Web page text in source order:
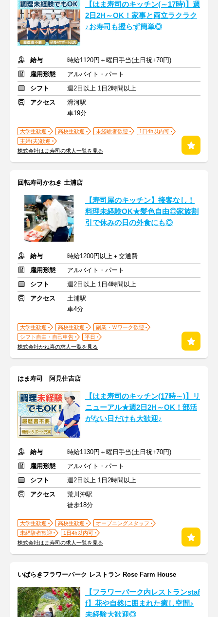
【はま寿司のキッチン(～17時)】週
2日2H～OK！家事と両立ラクラク
♪お寿司も握らず簡単◎
給与
時給1120円＋曜日手当(土日祝+70円)
雇用形態
アルバイト・パート
シフト
週2日以上 1日2時間以上
アクセス
滑河駅
車19分
大学生歓迎 高校生歓迎 未経験者歓迎
1日4h以内可
主婦(夫)歓迎
株式会社はま寿司の求人一覧を見る
回転寿司かねき 土浦店
【寿司屋のキッチン】接客なし！
料理未経験OK★髪色自由◎家族割
引で休みの日の外食にも◎
給与
時給1200円以上＋交通費
雇用形態
アルバイト・パート
シフト
週2日以上 1日4時間以上
アクセス
土浦駅
車4分
大学生歓迎 高校生歓迎
副業・Ｗワーク歓迎
シフト自由・自己申告
平日
株式会社かね喜の求人一覧を見る
はま寿司 阿見住吉店
【はま寿司のキッチン(17時～)】リ
ニューアル★週2日2H～OK！部活
がない日だけも大歓迎♪
給与
時給1130円＋曜日手当(土日祝+70円)
雇用形態
アルバイト・パート
シフト
週2日以上 1日2時間以上
アクセス
荒川沖駅
徒歩18分
大学生歓迎 高校生歓迎
オープニングスタッフ
未経験者歓迎
1日4h以内可
株式会社はま寿司の求人一覧を見る
いばらきフラワーパーク レストラン Rose Farm House
【フラワーパーク内レストランstaf
f】花や自然に囲まれた癒し空間♪
未経験大歓迎◎